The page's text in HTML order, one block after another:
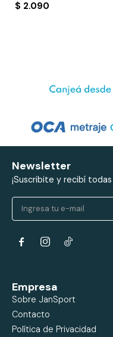
$ 2.090
Newsletter
¡Suscribite y recibí
 
Empresa
Sobre JanSport
Contacto
Política de Privacidad